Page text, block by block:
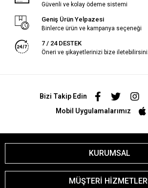
Güvenli ve kolay ödeme sistemi
Geniş Ürün Yelpazesi
Binlerce ürün ve kampanya seçeneği
7 / 24 DESTEK
Öneri ve şikayetlerinizi bize
Bizi Takip Edin
Mobil Uygulamalarımız
KURUMSAL
MÜŞTERİ